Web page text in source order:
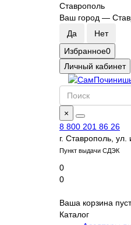
Ставрополь
Ваш город —
Избранное0
Личный кабинет
×
8 800 201 86 26
г. Ставрополь,
Пункт выдачи СДЭК
0
0
Ваша корзина
Каталог